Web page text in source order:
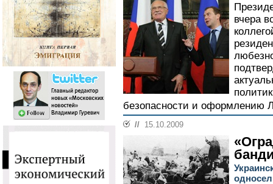
вчера
безопасности и оформлению
// 15.10.2009